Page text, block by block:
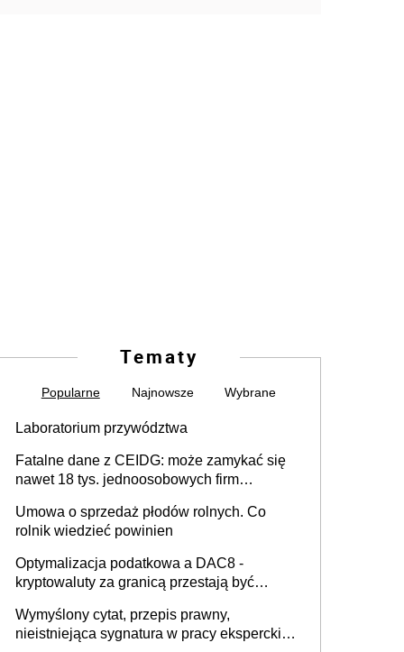
Tematy
Popularne Najnowsze Wybrane
Laboratorium przywództwa
Fatalne dane z CEIDG: może zamykać się
nawet 18 tys. jednoosobowych firm
Umowa o sprzedaż płodów rolnych. Co
rolnik wiedzieć powinien
Optymalizacja podatkowa a DAC8 -
kryptowaluty za granicą przestają być
Wymyślony cytat, przepis prawny,
nieistniejąca sygnatura w pracy eksperckiej -